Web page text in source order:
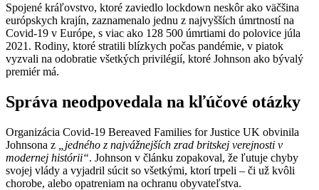
Spojené kráľovstvo, ktoré zaviedlo lockdown neskôr ako väčšina
európskych krajín, zaznamenalo jednu z najvyšších úmrtností na
Covid-19 v Európe, s viac ako 128 500 úmrtiami do polovice júla
2021. Rodiny, ktoré stratili blízkych počas pandémie, v piatok
vyzvali na odobratie všetkých privilégií, ktoré Johnson ako bývalý
premiér má.
Správa neodpovedala na kľúčové otázky
Organizácia Covid-19 Bereaved Families for Justice UK obvinila
Johnsona z
„jedného z najvážnejších zrad britskej verejnosti v
modernej histórii“. Johnson v článku zopakoval, že ľutuje chyby
svojej vlády a vyjadril súcit so všetkými, ktorí trpeli – či už kvôli
chorobe, alebo opatreniam na ochranu obyvateľstva.